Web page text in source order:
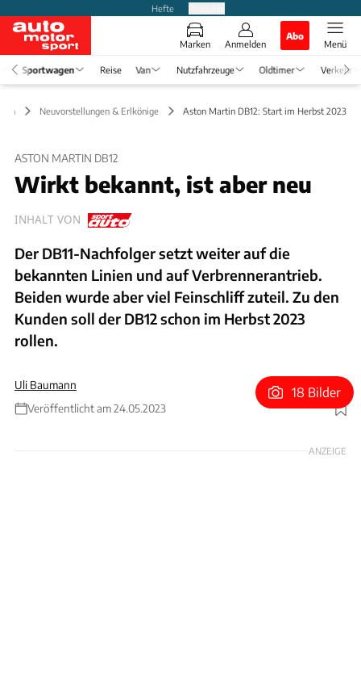
Hefte
Marken Anmelden
Abo
Menü
Sportwagen Reise Van Nutzfahrzeuge Oldtimer Verkehr
Neuvorstellungen & Erlkönige Aston Martin DB12: Start im Herbst 2023
ASTON MARTIN DB12
Wirkt bekannt, ist aber neu
INHALT VON
Der DB11-Nachfolger setzt weiter auf die
bekannten Linien und auf Verbrennerantrieb.
Beiden wurde aber viel Feinschliff zuteil. Zu den
Kunden soll der DB12 schon im Herbst 2023
rollen.
Uli Baumann
Veröffentlicht am 24.05.2023
Foto: Aston Martin
18 Bilder
ANZEIGE